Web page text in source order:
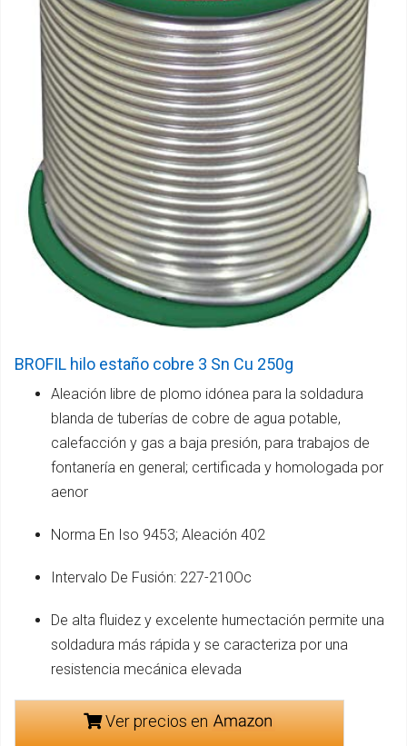
BROFIL hilo estaño cobre 3 Sn Cu 250g
Aleación libre de plomo idónea para la soldadura
blanda de tuberías de cobre de agua potable,
calefacción y gas a baja presión, para trabajos de
fontanería en general; certificada y homologada por
aenor
Norma En Iso 9453; Aleación 402
Intervalo De Fusión: 227-210Oc
De alta fluidez y excelente humectación permite una
soldadura más rápida y se caracteriza por una
resistencia mecánica elevada
Ver precios en